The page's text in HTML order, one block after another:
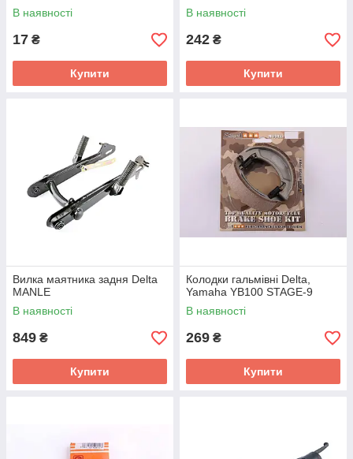
В наявності
17 ₴
Купити
В наявності
242 ₴
Купити
Вилка маятника задня Delta
MANLE
В наявності
849 ₴
Купити
Колодки гальмівні Delta,
Yamaha YB100 STAGE-9
В наявності
269 ₴
Купити